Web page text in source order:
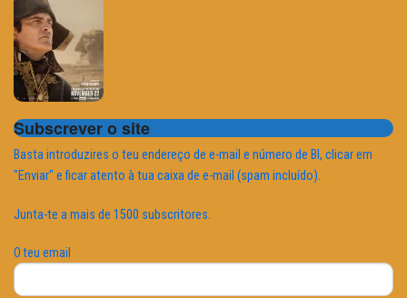
Subscrever o site
Basta introduzires o teu endereço de e-mail e número de BI, clicar em
"Enviar" e ficar atento à tua caixa de e-mail (spam incluído).
Junta-te a mais de 1500 subscritores.
O teu email